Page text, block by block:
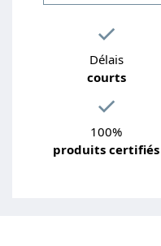
Délais
courts
100%
produits certifiés